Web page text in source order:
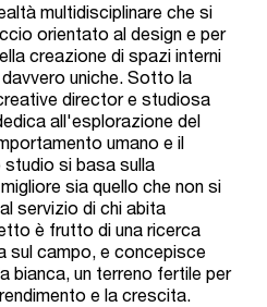
multidisciplinare che si
orientato al design e per
creazione di spazi interni
uniche. Sotto la
director e studiosa
all'esplorazione del
umano e il
si basa sulla
sia quello che non si
servizio di chi abita
è frutto di una ricerca
sul campo, e concepisce
bianca, un terreno fertile per
e la crescita.